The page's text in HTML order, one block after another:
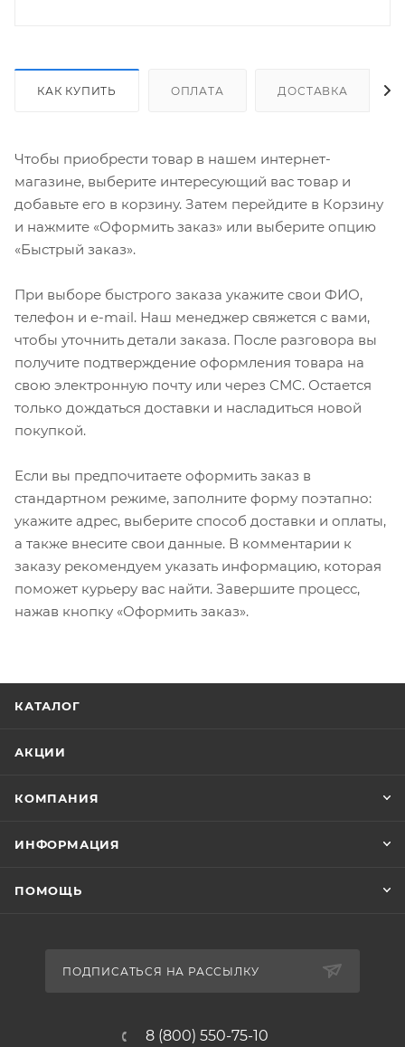
КАК КУПИТЬ ОПЛАТА ДОСТАВКА
Чтобы приобрести товар в нашем интернет-
магазине, выберите интересующий вас товар и
добавьте его в корзину. Затем перейдите в Корзину
и нажмите «Оформить заказ» или выберите опцию
«Быстрый заказ».
При выборе быстрого заказа укажите свои ФИО,
телефон и e-mail. Наш менеджер свяжется с вами,
чтобы уточнить детали заказа. После разговора вы
получите подтверждение оформления товара на
свою электронную почту или через СМС. Остается
только дождаться доставки и насладиться новой
покупкой.
Если вы предпочитаете оформить заказ в
стандартном режиме, заполните форму поэтапно:
укажите адрес, выберите способ доставки и оплаты,
а также внесите свои данные. В комментарии к
заказу рекомендуем указать информацию, которая
поможет курьеру вас найти. Завершите процесс,
нажав кнопку «Оформить заказ».
КАТАЛОГ
АКЦИИ
КОМПАНИЯ
ИНФОРМАЦИЯ
ПОМОЩЬ
ПОДПИСАТЬСЯ НА РАССЫЛКУ
8 (800) 550-75-10